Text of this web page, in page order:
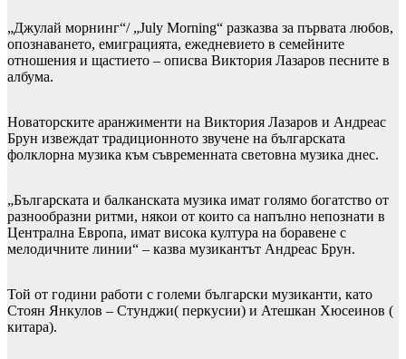
„Джулай морнинг“/ „July Morning“ разказва за първата любов,
опознаването, емиграцията, ежедневието в семейните
отношения и щастието – описва Виктория Лазаров песните в
албума.
Новаторските аранжименти на Виктория Лазаров и Андреас
Брун извеждат традиционното звучене на българската
фолклорна музика към съвременната световна музика днес.
„Българската и балканската музика имат голямо богатство от
разнообразни ритми, някои от които са напълно непознати в
Централна Европа, имат висока култура на боравене с
мелодичните линии“ – казва музикантът Андреас Брун.
Той от години работи с големи български музиканти, като
Стоян Янкулов – Стунджи( перкусии) и Атешкан Хюсеинов (
китара).